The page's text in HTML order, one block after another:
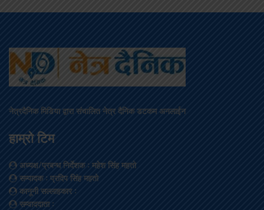
नेत्रदैनिक मिडिया द्वारा संचालित नेत्र दैनिक डटकम अनलाईन
हाम्रो टिम
अध्यक्ष/प्रबन्ध निर्देशक: महेश सिंह महतो
सम्पादक: प्रदिप सिंह महतो
कानूनी सल्लाहकार:
सम्वाददाता: